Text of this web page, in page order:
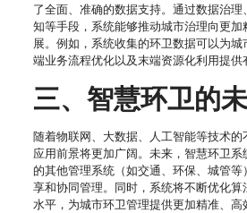
了全面、准确的数据支持。通过数据治
知等手段，系统能够推动城市治理向更加
展。例如，系统收集的环卫数据可以为
端业务流程优化以及末端资源化利用提供
三、智慧环卫的
随着物联网、大数据、人工智能等技术的
应用前景将更加广阔。未来，智慧环卫
的其他管理系统（如交通、环保、城管
享和协同管理。同时，系统将不断优化
水平，为城市环卫管理提供更加精准、高